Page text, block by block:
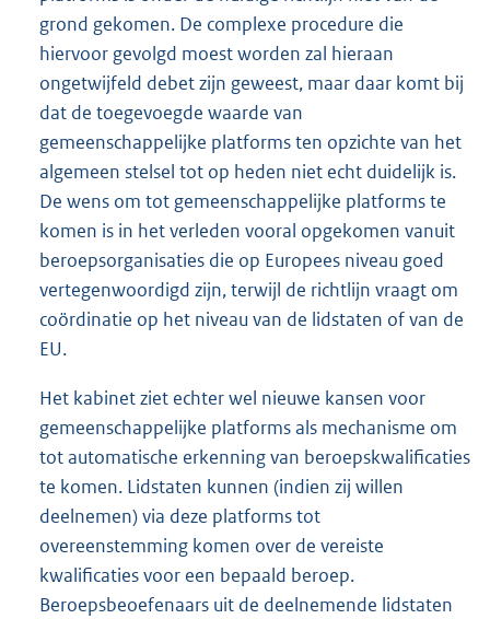
grond gekomen. De complexe procedure die
hiervoor gevolgd moest worden zal hieraan
ongetwijfeld debet zijn geweest, maar daar komt bij
dat de toegevoegde waarde van
gemeenschappelijke platforms ten opzichte van het
algemeen stelsel tot op heden niet echt duidelijk is.
De wens om tot gemeenschappelijke platforms te
komen is in het verleden vooral opgekomen vanuit
beroepsorganisaties die op Europees niveau goed
vertegenwoordigd zijn, terwijl de richtlijn vraagt om
coördinatie op het niveau van de lidstaten of van de
EU.
Het kabinet ziet echter wel nieuwe kansen voor
gemeenschappelijke platforms als mechanisme om
tot automatische erkenning van beroepskwalificaties
te komen. Lidstaten kunnen (indien zij willen
deelnemen) via deze platforms tot
overeenstemming komen over de vereiste
kwalificaties voor een bepaald beroep.
Beroepsbeoefenaars uit de deelnemende lidstaten